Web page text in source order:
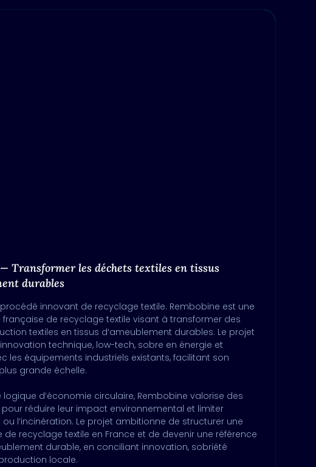
Transformer les déchets textiles en tissus
durables
procédé innovant de recyclage textile. Rembobine est une
française de recyclage textile visant à transformer des
textiles en tissus d’ameublement durables. Le projet
technique, low-tech, sobre en énergie et
les équipements industriels existants, facilitant son
grande échelle.
logique d’économie circulaire, Rembobine valorise des
réduire leur impact environnemental et limiter
ou l’incinération. Le projet ambitionne de structurer une
de recyclage textile en France et de devenir une référence
durable, en conciliant innovation, sobriété
locale.